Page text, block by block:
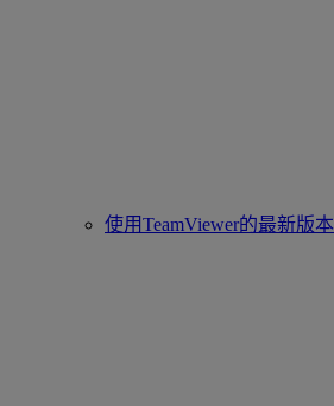
使用TeamViewer的最新版本